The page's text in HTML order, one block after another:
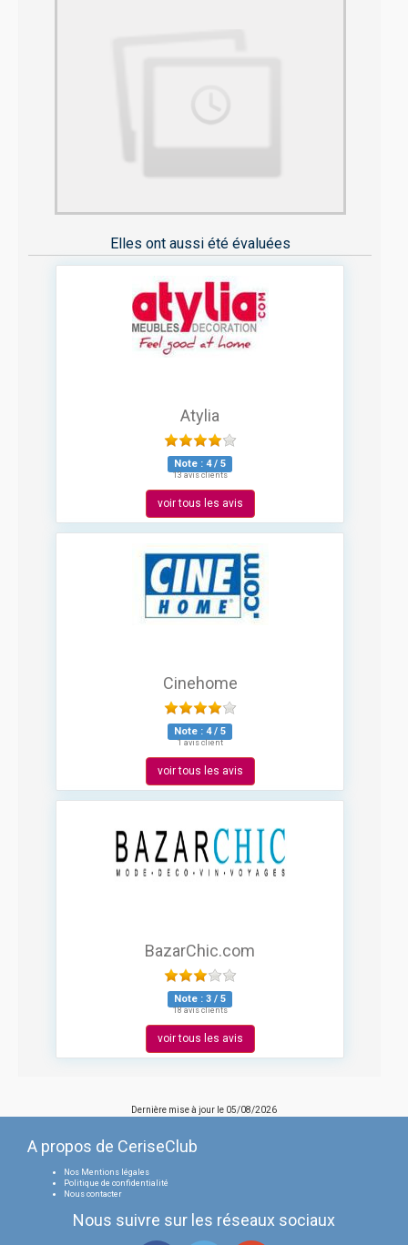
Elles ont aussi été évaluées
Atylia
Note : 4/ 5
13 avis clients
voir tous les avis
Cinehome
Note : 4/ 5
1 avis client
voir tous les avis
BazarChic.com
Note : 3 / 5
18 avis clients
voir tous les avis
Dernière mise à jour le 05/08/2026
A propos de CeriseClub
Nos Mentions légales
Politique de confidentialité
Nous contacter
Nous suivre sur les réseaux sociaux